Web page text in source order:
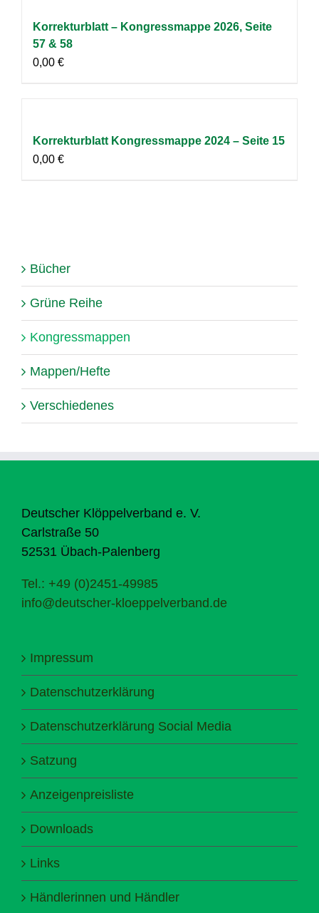
Korrekturblatt – Kongressmappe 2026, Seite
57 & 58
0,00 €
Korrekturblatt Kongressmappe 2024 – Seite 15
0,00 €
Bücher
Grüne Reihe
Kongressmappen
Mappen/Hefte
Verschiedenes
Deutscher Klöppelverband e. V.
Carlstraße 50
52531 Übach-Palenberg
Tel.: +49 (0)2451-49985
info@deutscher-kloeppelverband.de
Impressum
Datenschutzerklärung
Datenschutzerklärung Social Media
Satzung
Anzeigenpreisliste
Downloads
Links
Händlerinnen und Händler